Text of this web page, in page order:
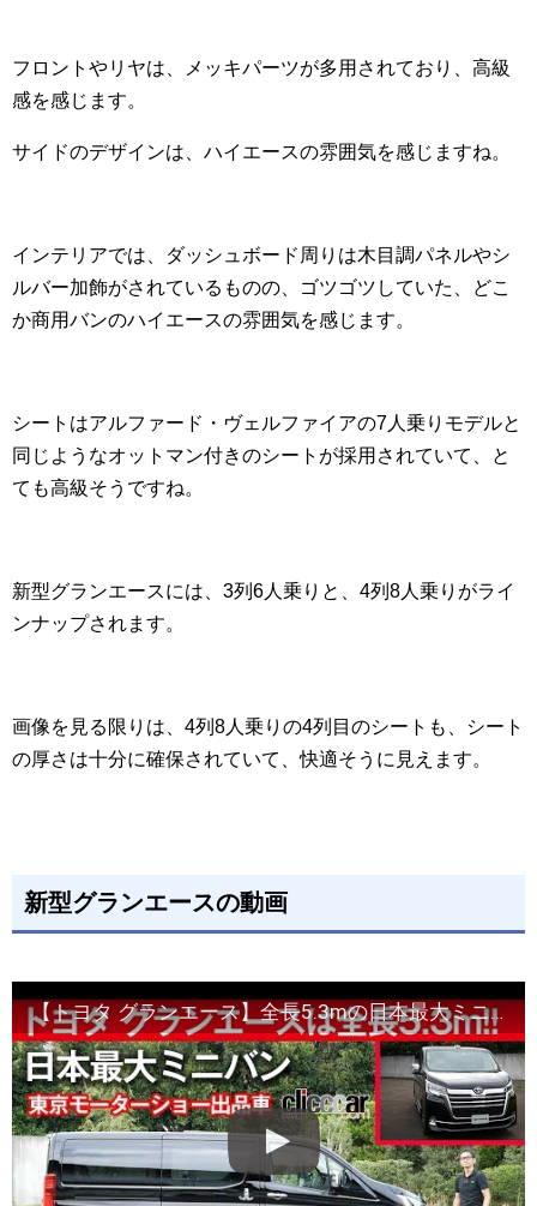
フロントやリヤは、メッキパーツが多用されており、高級
感を感じます。
サイドのデザインは、ハイエースの雰囲気を感じますね。
インテリアでは、ダッシュボード周りは木目調パネルやシ
ルバー加飾がされているものの、ゴツゴツしていた、どこ
か商用バンのハイエースの雰囲気を感じます。
シートはアルファード・ヴェルファイアの7人乗りモデルと
同じようなオットマン付きのシートが採用されていて、と
ても高級そうですね。
新型グランエースには、3列6人乗りと、4列8人乗りがライ
ンナップされます。
画像を見る限りは、4列8人乗りの4列目のシートも、シート
の厚さは十分に確保されていて、快適そうに見えます。
新型グランエースの動画
【トヨタ グランエース】全長5.3mの日本最大ミニバン【東京モーターショー出品車】[clicccar公式 第2チャンネルです]